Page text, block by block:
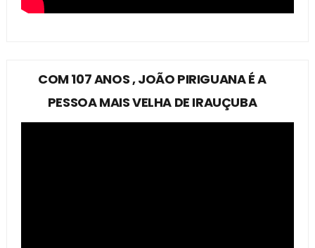
COM 107 ANOS , JOÃO PIRIGUANA É A
PESSOA MAIS VELHA DE IRAUÇUBA